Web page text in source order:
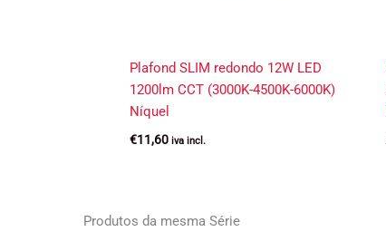
Plafond SLIM redondo 12W LED
1200lm CCT (3000K-4500K-6000K)
Níquel
€11,60 iva incl.
Produtos da mesma Série